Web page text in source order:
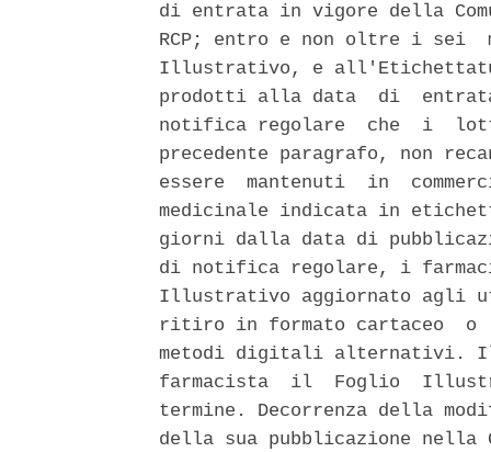
di entrata in vigore della
RCP; entro e non oltre i sei
Illustrativo, e
prodotti alla data  di
notifica regolare  che  i
precedente paragrafo, non
essere  mantenuti  in
medicinale indicata in
giorni dalla data di
di notifica regolare, i
Illustrativo aggiornato agli
ritiro in formato cartaceo
metodi digitali alternativi.
farmacista  il  Foglio
termine. Decorrenza della
della sua pubblicazione